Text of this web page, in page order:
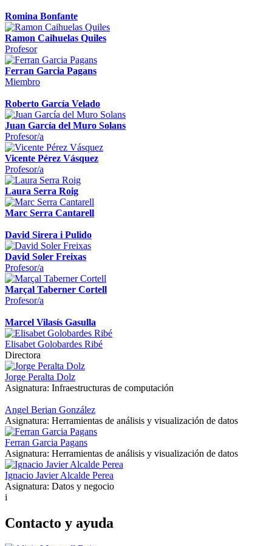
Romina Bonfante
Ramon Caihuelas Quiles
Profesor
Ferran Garcia Pagans
Miembro
Roberto García Velado
Juan García del Muro Solans
Profesor/a
Vicente Pérez Vásquez
Profesor/a
Laura Serra Roig
Marc Serra Cantarell
David Sirera i Pulido
David Soler Freixas
Profesor/a
Marçal Taberner Cortell
Profesor/a
Marcel Vilasís Gasulla
Elisabet Golobardes Ribé
Directora
Jorge Peralta Dolz
Asignatura: Infraestructuras de computación
Angel Berian González
Asignatura: Herramientas de análisis y visualización de datos
Ferran Garcia Pagans
Asignatura: Herramientas de análisis y visualización de datos
Ignacio Javier Alcalde Perea
Asignatura: Datos y negocio
i
Contacto y ayuda